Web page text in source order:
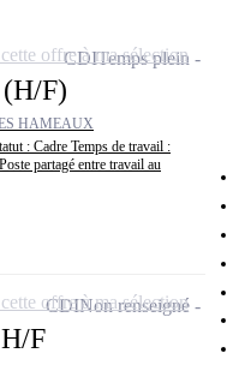
F)
HAMEAUX
: Cadre Temps de travail :
partagé entre travail au
CDITemps plein
offre à ma sélection
F
CDINon renseigné
offre à ma sélection